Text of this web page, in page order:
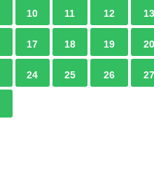
10 11 12 13
17 18 19 20
24 25 26 27